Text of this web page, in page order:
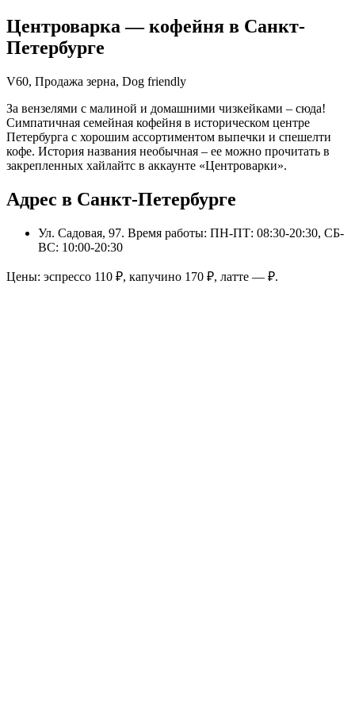
Центроварка — кофейня в Санкт-
Петербурге
V60, Продажа зерна, Dog friendly
За вензелями с малиной и домашними чизкейками – сюда!
Симпатичная семейная кофейня в историческом центре
Петербурга с хорошим ассортиментом выпечки и спешелти
кофе. История названия необычная – ее можно прочитать в
закрепленных хайлайтс в аккаунте «Центроварки».
Адрес в Санкт-Петербурге
Ул. Садовая, 97. Время работы: ПН-ПТ: 08:30-20:30, СБ-
ВС: 10:00-20:30
Цены: эспрессо 110 ₽, капучино 170 ₽, латте — ₽.